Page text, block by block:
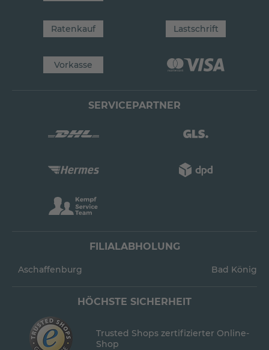
Ratenkauf Lastschrift
Vorkasse
SERVICEPARTNER
FILIALABHOLUNG
Aschaffenburg Bad König
HÖCHSTE SICHERHEIT
Trusted Shops zertifizierter Online-
Shop